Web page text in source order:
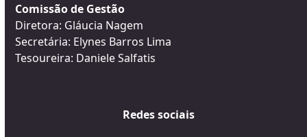
Comissão de Gestão
Diretora: Gláucia Nagem
Secretária: Elynes Barros Lima
Tesoureira: Daniele Salfatis
Redes sociais